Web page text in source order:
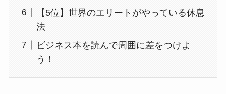
【5位】世界のエリートがやっている休息
法
ビジネス本を読んで周囲に差をつけよ
う！